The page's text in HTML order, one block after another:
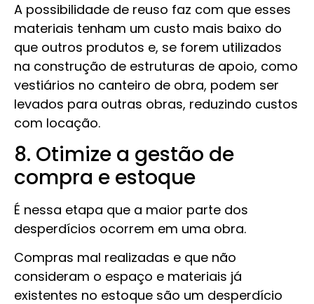
A possibilidade de reuso faz com que esses
materiais tenham um custo mais baixo do
que outros produtos e, se forem utilizados
na construção de estruturas de apoio, como
vestiários no canteiro de obra, podem ser
levados para outras obras, reduzindo custos
com locação.
8. Otimize a gestão de
compra e estoque
É nessa etapa que a maior parte dos
desperdícios ocorrem em uma obra.
Compras mal realizadas e que não
consideram o espaço e materiais já
existentes no estoque são um desperdício